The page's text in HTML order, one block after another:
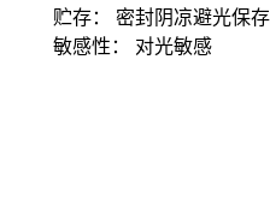
贮存： 密封阴凉避光保存
敏感性： 对光敏感